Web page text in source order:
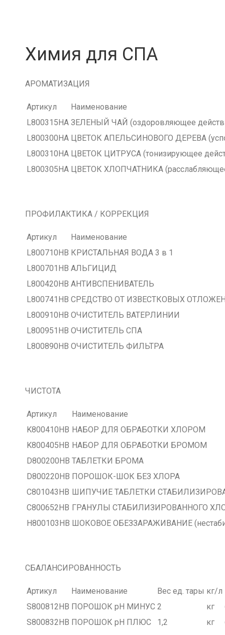
Химия для СПА
АРОМАТИЗАЦИЯ
Артикул
Наименование
L800315HA ЗЕЛЕНЫЙ ЧАЙ (оздоровляющее
L800300HA ЦВЕТОК АПЕЛЬСИНОВОГО ДЕРЕВА
L800310HA ЦВЕТОК ЦИТРУСА (тонизирующее
L800305HA ЦВЕТОК ХЛОПЧАТНИКА
ПРОФИЛАКТИКА / КОРРЕКЦИЯ
Артикул
Наименование
L800710HB КРИСТАЛЬНАЯ ВОДА 3 в 1
L800701HB АЛЬГИЦИД
L800420HB АНТИВСПЕНИВАТЕЛЬ
L800741HB СРЕДСТВО ОТ ИЗВЕСТКОВЫХ
L800910HB ОЧИСТИТЕЛЬ ВАТЕРЛИНИИ
L800951HB ОЧИСТИТЕЛЬ СПА
L800890HB ОЧИСТИТЕЛЬ ФИЛЬТРА
ЧИСТОТА
Артикул
Наименование
K800410HB НАБОР ДЛЯ ОБРАБОТКИ ХЛОРОМ
K800405HB НАБОР ДЛЯ ОБРАБОТКИ БРОМОМ
D800200HB ТАБЛЕТКИ БРОМА
D800220HB ПОРОШОК-ШОК БЕЗ ХЛОРА
C801043HB ШИПУЧИЕ ТАБЛЕТКИ
C800652HB ГРАНУЛЫ СТАБИЛИЗИРОВАННОГО
H800103HB ШОКОВОЕ ОБЕЗЗАРАЖИВАНИЕ
СБАЛАНСИРОВАННОСТЬ
Артикул Наименование Вес ед. тары кг/л
S800812HB ПОРОШОК рН МИНУС 2 кг
S800832HB ПОРОШОК рН ПЛЮС 1,2 кг